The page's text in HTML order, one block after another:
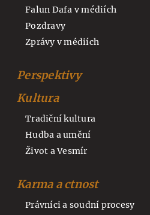
Falun Dafa v médiích
Pozdravy
Zprávy v médiích
Perspektivy
Kultura
Tradiční kultura
Hudba a umění
Život a Vesmír
Karma a ctnost
Právníci a soudní procesy